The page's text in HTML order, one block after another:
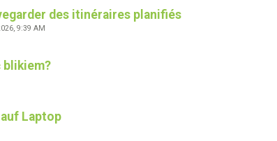
des itinéraires planifiés
9:39 AM
blikiem?
Laptop